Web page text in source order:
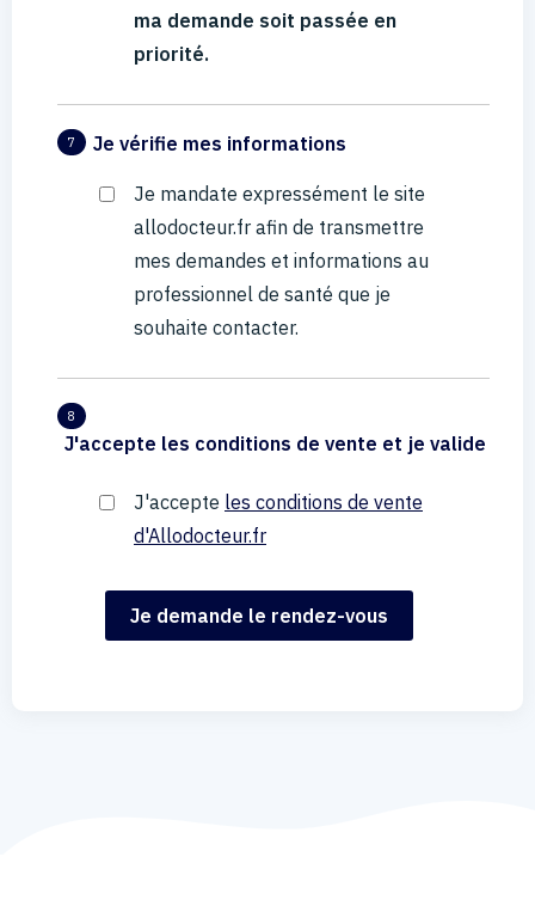
ma demande soit passée en
priorité.
7 Je vérifie mes informations
Je mandate expressément le site
allodocteur.fr afin de transmettre
mes demandes et informations au
professionnel de santé que je
souhaite contacter.
8
J'accepte les conditions de vente et je valide
J'accepte les conditions de vente
d'Allodocteur.fr